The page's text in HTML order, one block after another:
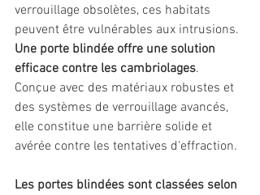
verrouillage obsolètes, ces habitats
peuvent être vulnérables aux intrusions.
Une porte blindée offre une solution
efficace contre les cambriolages.
Conçue avec des matériaux robustes et
des systèmes de verrouillage avancés,
elle constitue une barrière solide et
avérée contre les tentatives d'effraction.
Les portes blindées sont classées selon